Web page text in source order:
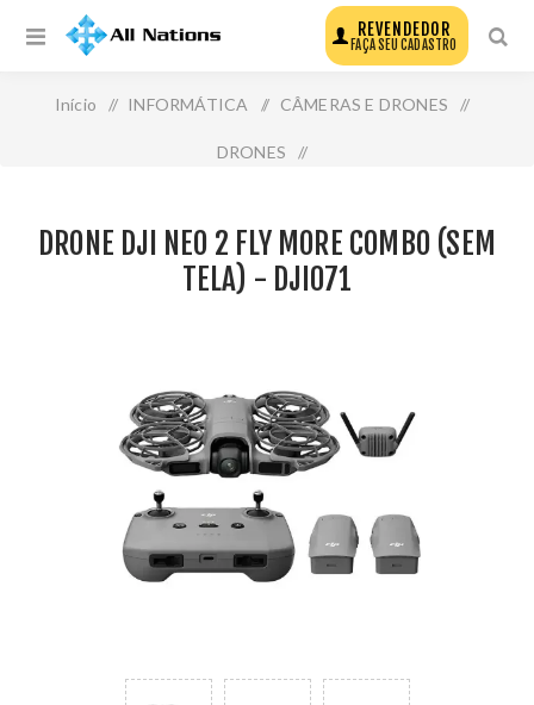
REVENDEDOR
FAÇA SEU CADASTRO
Início / INFORMÁTICA / CÂMERAS E DRONES /
DRONES /
DRONE DJI NEO 2 FLY MORE COMBO (SEM
TELA) - DJI071